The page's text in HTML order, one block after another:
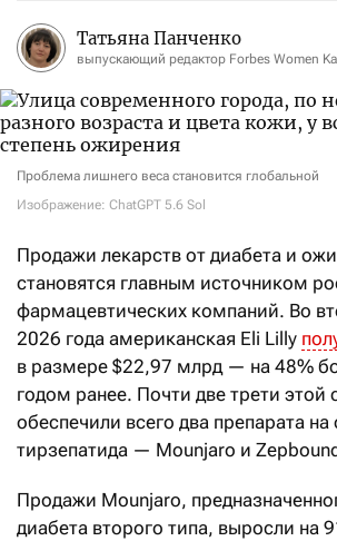
Татьяна Панченко
выпускающий редактор Forbes Women
Проблема лишнего веса становится глобальной
Изображение: ChatGPT 5.6 Sol
Продажи лекарств от диабета и
становятся главным источником
фармацевтических компаний. Во
2026 года американская Eli Lilly
в размере $22,97 млрд — на 48%
годом ранее. Почти две трети
обеспечили всего два препарата на
тирзепатида — Mounjaro и
Продажи Mounjaro,
диабета второго типа, выросли на